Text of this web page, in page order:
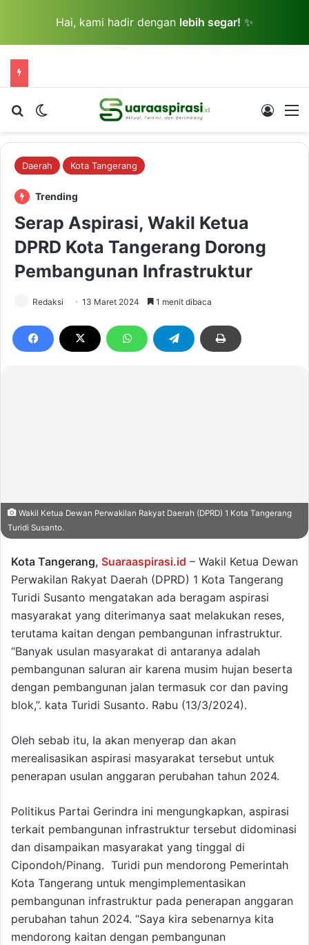
Hai, kami hadir dengan lebih segar! ✨
Cari berita...Switch skin Log In
Daerah Kota Tangerang
Trending
Serap Aspirasi, Wakil Ketua
DPRD Kota Tangerang Dorong
Pembangunan Infrastruktur
Redaksi 13 Maret 2024 1 menit dibaca
Wakil Ketua Dewan Perwakilan Rakyat Daerah (DPRD) 1 Kota Tangerang
Turidi Susanto.
Kota Tangerang, Suaraaspirasi.id – Wakil Ketua Dewan
Perwakilan Rakyat Daerah (DPRD) 1 Kota Tangerang
Turidi Susanto mengatakan ada beragam aspirasi
masyarakat yang diterimanya saat melakukan reses,
terutama kaitan dengan pembangunan infrastruktur.
“Banyak usulan masyarakat di antaranya adalah
pembangunan saluran air karena musim hujan beserta
dengan pembangunan jalan termasuk cor dan paving
blok,”. kata Turidi Susanto. Rabu (13/3/2024).
Oleh sebab itu, Ia akan menyerap dan akan
merealisasikan aspirasi masyarakat tersebut untuk
penerapan usulan anggaran perubahan tahun 2024.
Politikus Partai Gerindra ini mengungkapkan, aspirasi
terkait pembangunan infrastruktur tersebut didominasi
dan disampaikan masyarakat yang tinggal di
Cipondoh/Pinang. Turidi pun mendorong Pemerintah
Kota Tangerang untuk mengimplementasikan
pembangunan infrastruktur pada penerapan anggaran
perubahan tahun 2024. “Saya kira sebenarnya kita
mendorong kaitan dengan pembangunan